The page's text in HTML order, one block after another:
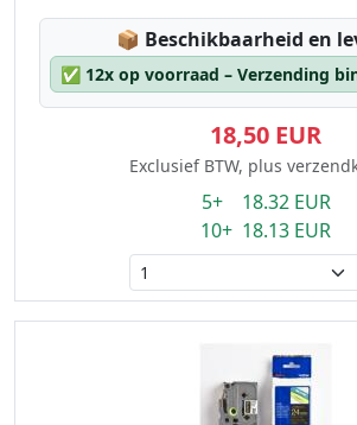
📦 Lagerstatus:
Beschikbaarheid en
✅ 12x op voorraad – Verzending
18,50 EUR
Exclusief BTW, plus
5+ 18.32 EUR
10+ 18.13 EUR